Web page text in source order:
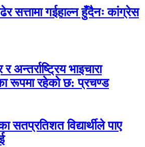
सत्तामा गईहाल्न हुँदैनः कांग्रेस
भाइचारा
रूपमा रहेको छ: प्रचण्ड
सतप्रतिशत विद्यार्थीले पाए